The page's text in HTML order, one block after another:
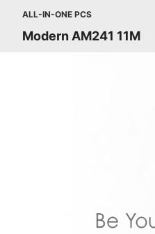
ALL-IN-ONE PCS
Modern AM241 11M